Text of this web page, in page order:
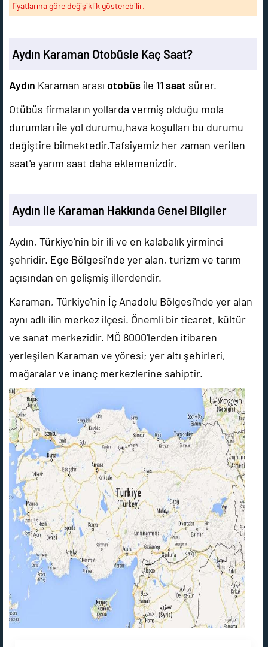
fiyatlarına göre değişiklik gösterebilir.
Aydın Karaman Otobüsle Kaç Saat?
Aydın Karaman arası otobüs ile 11 saat sürer.
Otübüs firmaların yollarda vermiş olduğu mola
durumları ile yol durumu,hava koşulları bu durumu
değiştire bilmektedir.Tafsiyemiz her zaman verilen
saat'e yarım saat daha eklemenizdir.
Aydın ile Karaman Hakkında Genel Bilgiler
Aydın, Türkiye'nin bir ili ve en kalabalık yirminci
şehridir. Ege Bölgesi'nde yer alan, turizm ve tarım
açısından en gelişmiş illerdendir.
Karaman, Türkiye'nin İç Anadolu Bölgesi'nde yer alan
aynı adlı ilin merkez ilçesi. Önemli bir ticaret, kültür
ve sanat merkezidir. MÖ 8000'lerden itibaren
yerleşilen Karaman ve yöresi; yer altı şehirleri,
mağaralar ve inanç merkezlerine sahiptir.